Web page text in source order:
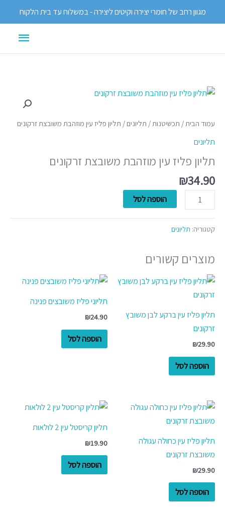
מגוון רחב של חומרי יצירה וקיטים ליצירה - במשלוח עד בית הלקוח
עמוד הבית/ תכשיטנות/ תליונים/ תליון פליז עין מוזהבת משובצת זרקונים
תליונים
תליון פליז עין מוזהבת משובצת זרקונים
₪34.90
כמות
תליון
עין
מוזהבת
משובצת
זרקונים
הוספה לסל
קטגוריה: תליונים
מוצרים קשורים
תליון פליז עין ברקע לבן משובץ
זרקונים
₪29.90
הוספה לסל
תליוני פליז משובצים פנינה
₪24.90
הוספה לסל
תליון פליז עין כחולה עגולה
משובצת זרקונים
₪29.90
הוספה לסל
תליון קריסטל עין 2 לולאות
₪19.90
הוספה לסל